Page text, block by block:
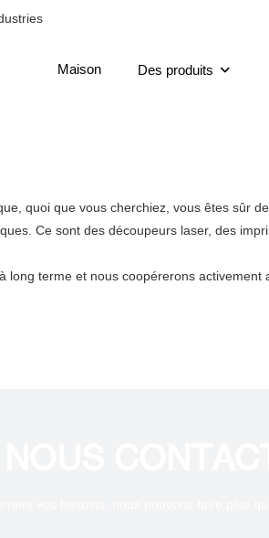
Maison Des produits
quoi que vous cherchiez, vous êtes sûr
Ce sont des découpeurs laser, des
long terme et nous coopérerons